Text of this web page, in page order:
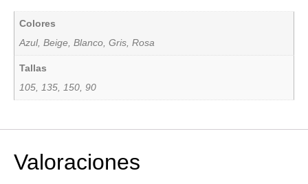
Colores
Azul, Beige, Blanco, Gris, Rosa
Tallas
105, 135, 150, 90
Valoraciones